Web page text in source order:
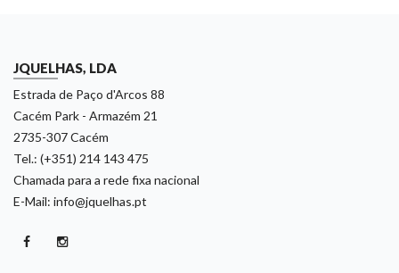
JQUELHAS, LDA
Estrada de Paço d'Arcos 88
Cacém Park - Armazém 21
2735-307 Cacém
Tel.: (+351) 214 143 475
Chamada para a rede fixa nacional
E-Mail: info@jquelhas.pt